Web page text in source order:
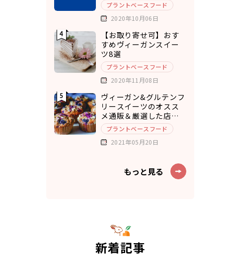
プラントベースフード
2020年10月06日
【お取り寄せ可】おす
すめヴィーガンスイー
ツ8選
プラントベースフード
2020年11月08日
ヴィーガン&グルテンフ
リースイーツのオスス
メ通販＆厳選した店舗
10選
プラントベースフード
2021年05月20日
もっと見る
新着記事